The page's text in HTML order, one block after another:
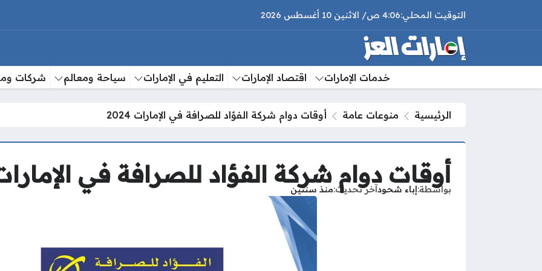
4:06 ص الاثنين 10 أغسطس 2026
خدمات الإمارات اقتصاد الإمارات التعليم في الإمارات سياحة ومعالم شركات
الرئيسية منوعات عامة أوقات دوام شركة الفؤاد للصرافة في الإمارات 2024
أوقات دوام شركة الفؤاد للصرافة في الإمارات
بواسطة إباء شحودآخر تحديث منذ سنتين